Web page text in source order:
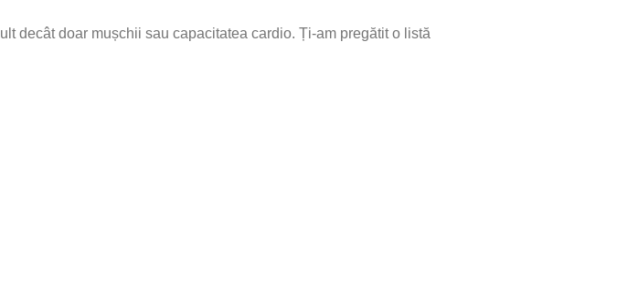
decât doar mușchii sau capacitatea cardio. Ți-am pregătit o listă